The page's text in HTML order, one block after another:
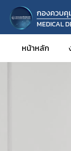
กองควบคุ
MEDICAL
หน้าหลัก